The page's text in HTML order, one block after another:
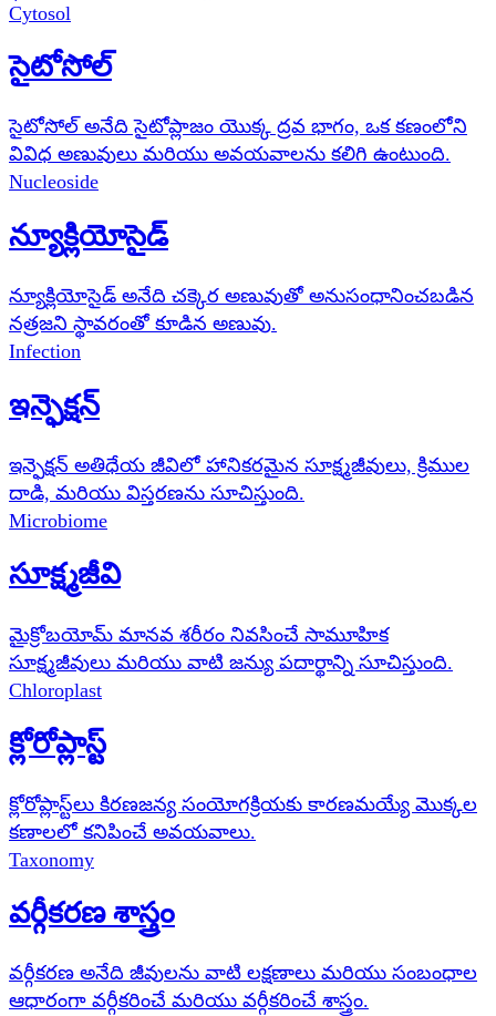
Cytosol
సైటోసోల్
సైటోసోల్ అనేది సైటోప్లాజం యొక్క ద్రవ భాగం, ఒక కణంలోని
వివిధ అణువులు మరియు అవయవాలను కలిగి ఉంటుంది.
Nucleoside
న్యూక్లియోసైడ్
న్యూక్లియోసైడ్ అనేది చక్కెర అణువుతో అనుసంధానించబడిన
నత్రజని స్థావరంతో కూడిన అణువు.
Infection
ఇన్ఫెక్షన్
ఇన్ఫెక్షన్ అతిధేయ జీవిలో హానికరమైన సూక్ష్మజీవులు, క్రిముల
దాడి, మరియు విస్తరణను సూచిస్తుంది.
Microbiome
సూక్ష్మజీవి
మైక్రోబయోమ్ మానవ శరీరం నివసించే సామూహిక
సూక్ష్మజీవులు మరియు వాటి జన్యు పదార్థాన్ని సూచిస్తుంది.
Chloroplast
క్లోరోప్లాస్ట్
క్లోరోప్లాస్ట్‌లు కిరణజన్య సంయోగక్రియకు కారణమయ్యే మొక్కల
కణాలలో కనిపించే అవయవాలు.
Taxonomy
వర్గీకరణ శాస్త్రం
వర్గీకరణ అనేది జీవులను వాటి లక్షణాలు మరియు సంబంధాల
ఆధారంగా వర్గీకరించే మరియు వర్గీకరించే శాస్త్రం.